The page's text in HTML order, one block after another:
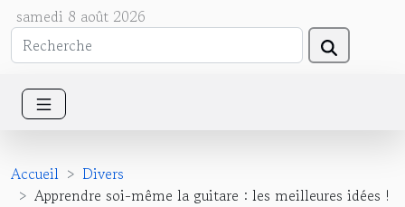
samedi 8 août 2026
Accueil
Divers
Apprendre soi-même la guitare : les meilleures idées !